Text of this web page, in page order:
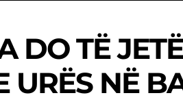
DO TË
URËS NË